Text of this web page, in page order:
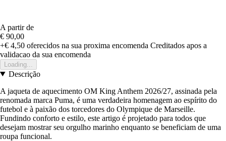
A partir de
€ 90,00
+€ 4,50 oferecidos na sua proxima encomenda Creditados apos a
validacao da sua encomenda
Loading...
Descrição
A jaqueta de aquecimento OM King Anthem 2026/27, assinada pela
renomada marca Puma, é uma verdadeira homenagem ao espírito do
futebol e à paixão dos torcedores do Olympique de Marseille.
Fundindo conforto e estilo, este artigo é projetado para todos que
desejam mostrar seu orgulho marinho enquanto se beneficiam de uma
roupa funcional.